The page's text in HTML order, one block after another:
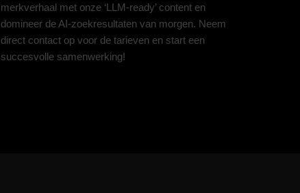
merkverhaal met onze ‘LLM-ready’ content en
domineer de AI-zoekresultaten van morgen. Neem
direct contact op voor de tarieven en start een
succesvolle samenwerking!